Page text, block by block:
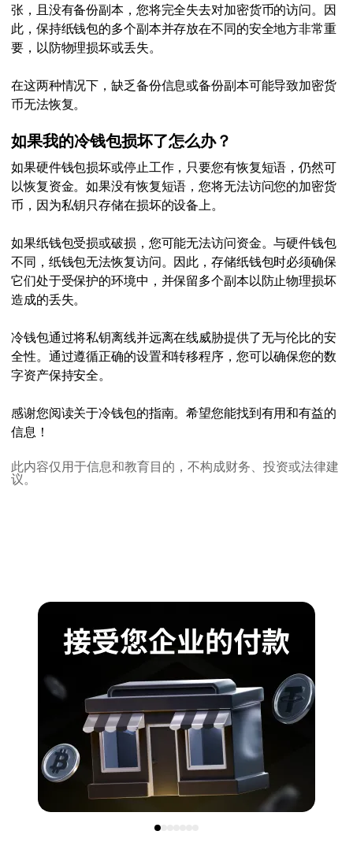
张，且没有备份副本，您将完全失去对加密货币的访问。因
此，保持纸钱包的多个副本并存放在不同的安全地方非常重
要，以防物理损坏或丢失。
在这两种情况下，缺乏备份信息或备份副本可能导致加密货
币无法恢复。
如果我的冷钱包损坏了怎么办？
如果硬件钱包损坏或停止工作，只要您有恢复短语，仍然可
以恢复资金。如果没有恢复短语，您将无法访问您的加密货
币，因为私钥只存储在损坏的设备上。
如果纸钱包受损或破损，您可能无法访问资金。与硬件钱包
不同，纸钱包无法恢复访问。因此，存储纸钱包时必须确保
它们处于受保护的环境中，并保留多个副本以防止物理损坏
造成的丢失。
冷钱包通过将私钥离线并远离在线威胁提供了无与伦比的安
全性。通过遵循正确的设置和转移程序，您可以确保您的数
字资产保持安全。
感谢您阅读关于冷钱包的指南。希望您能找到有用和有益的
信息！
此内容仅用于信息和教育目的，不构成财务、投资或法律建
议。